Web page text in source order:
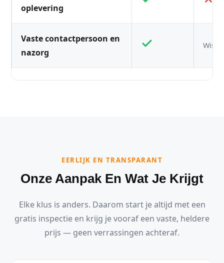
oplevering
Vaste contactpersoon en
nazorg
EERLIJK EN TRANSPARANT
Onze Aanpak En Wat Je Krijgt
Elke klus is anders. Daarom start je altijd met een
gratis inspectie en krijg je vooraf een vaste, heldere
prijs — geen verrassingen achteraf.